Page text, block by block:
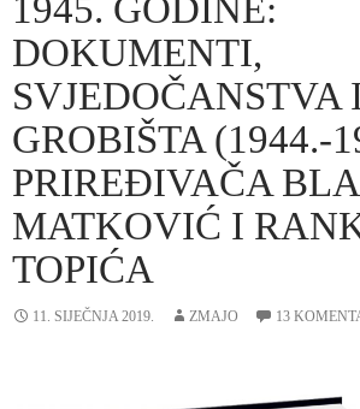
1945. GODINE:
DOKUMENTI,
SVJEDOČANSTVA
GROBIŠTA (1944.-
PRIREĐIVAČA
MATKOVIĆ I
TOPIĆA
11. SIJEČNJA 2019. ZMAJO 13